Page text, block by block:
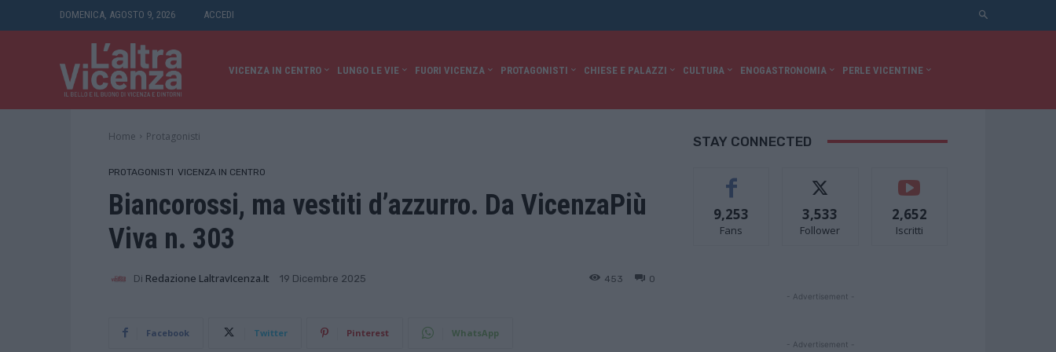
DOMENICA, AGOSTO 9, 2026 ACCEDI
VICENZA IN CENTRO LUNGO LE VIE FUORI VICENZA PROTAGONISTI CHIESE E PALAZZI CULTURA ENOGASTRONOMIA PERLE VICENTINE
Home Protagonisti
PROTAGONISTI VICENZA IN CENTRO
Biancorossi, ma vestiti d’azzurro. Da VicenzaPiù
Viva n. 303
Di Redazione LaltravIcenza.it 19 Dicembre 2025 0
453
Facebook Twitter Pinterest WhatsApp
STAY CONNECTED
9,253
Fans
3,533
Follower
2,652
Iscritti
- Advertisement -
- Advertisement -